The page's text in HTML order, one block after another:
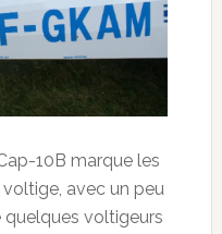
10B marque les
avec un peu
quelques voltigeurs